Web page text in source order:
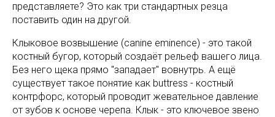
представляете? Это как три стандартных резца
поставить один на другой.
Клыковое возвышение (canine eminence) - это такой
костный бугор, который создаёт рельеф вашего лица.
Без него щека прямо "западает" вовнутрь. А ещё
существует такое понятие как buttress - костный
контрфорс, который проводит жевательное давление
от зубов к основе черепа. Клык - это ключевое звено